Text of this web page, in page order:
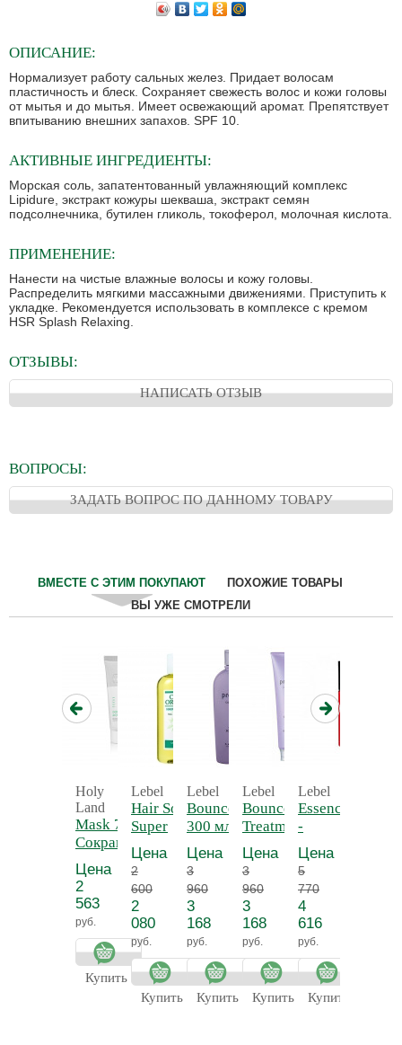
ОПИСАНИЕ:
Нормализует работу сальных желез. Придает волосам
пластичность и блеск. Сохраняет свежесть волос и кожи головы
от мытья и до мытья. Имеет освежающий аромат. Препятствует
впитыванию внешних запахов. SPF 10.
АКТИВНЫЕ ИНГРЕДИЕНТЫ:
Морская соль, запатентованный увлажняющий комплекс
Lipidure, экстракт кожуры шекваша, экстракт семян
подсолнечника, бутилен гликоль, токоферол, молочная кислота.
ПРИМЕНЕНИЕ:
Нанести на чистые влажные волосы и кожу головы.
Распределить мягкими массажными движениями. Приступить к
укладке. Рекомендуется использовать в комплексе с кремом
HSR Splash Relaxing.
ОТЗЫВЫ:
НАПИСАТЬ ОТЗЫВ
ВОПРОСЫ:
ЗАДАТЬ ВОПРОС ПО ДАННОМУ ТОВАРУ
ВМЕСТЕ С ЭТИМ ПОКУПАЮТ
ПОХОЖИЕ ТОВАРЫ
ВЫ УЖЕ СМОТРЕЛИ
Holy
Land
Mask 70 мл -
Сокращающая
маска
двойного
действия
Цена
2
563
руб.
Купить
Lebel
Hair Soap
Super
Cool 200
мл -
Шампунь
Супер
холодный
апельсин
Цена
2
600
2
080
руб.
Купить
Lebel
Bounce Fit Shampoo
300 мл -
Восстанавливающий
шампунь
Цена
3
960
3
168
руб.
Купить
Lebel
Bounce Fit
Treatment Plus 250
мл -
Восстанавливающая
маска Плюс
Цена
3
960
3
168
руб.
Купить
Lebel
Essence Moist
-
Увлажняющее
молочко
Цена
5
770
4
616
руб.
Купить